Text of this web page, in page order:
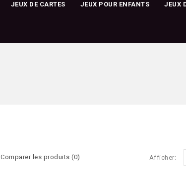
JEUX DE CARTES JEUX POUR ENFANTS JEUX
Comparer les produits (0) Afficher: